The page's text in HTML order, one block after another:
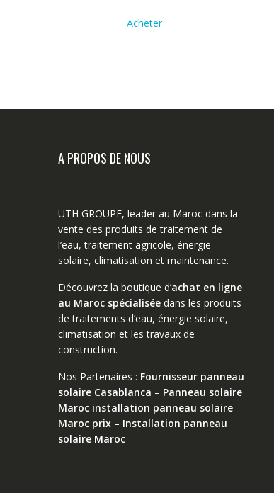
Acheter
A PROPOS DE NOUS
UTH GROUPE, leader au Maroc dans la
vente des produits de traitement de
l’eau, traitement agricole, énergie
solaire, climatisation et maintenance.
Découvrez la boutique d’achat en ligne
au Maroc spécialisée dans les produits
de traitements d’eau, énergie solaire,
climatisation et les travaux de
construction.
Nos Partenaires : Fournisseur panneau
solaire Casablanca – Panneau solaire
Maroc installation panneau solaire
Maroc prix – Installation panneau
solaire Maroc